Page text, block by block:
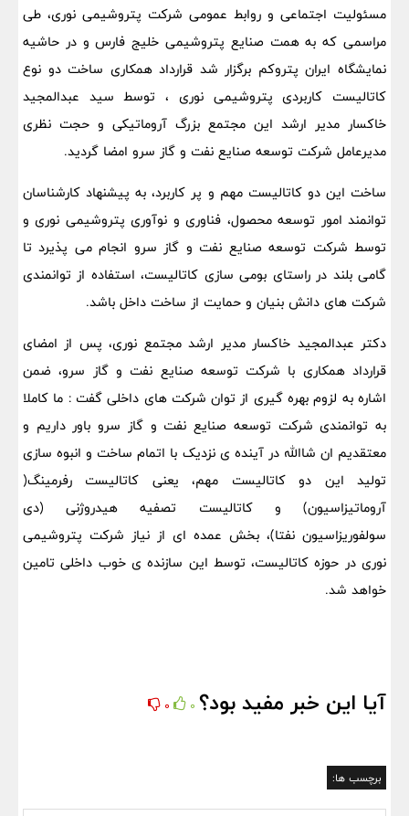
مسئولیت اجتماعی و روابط عمومی شرکت پتروشیمی نوری، طی
مراسمی که به همت صنایع پتروشیمی خلیج فارس و در حاشیه
نمایشگاه ایران پتروکم برگزار شد قرارداد همکاری ساخت دو نوع
کاتالیست کاربردی پتروشیمی نوری ، توسط سید عبدالمجید
خاکسار مدیر ارشد این مجتمع بزرگ آروماتیکی و حجت نظری
مدیرعامل شرکت توسعه صنایع نفت و گاز سرو امضا گردید.
ساخت این دو کاتالیست مهم و پر کاربرد، به پیشنهاد کارشناسان
توانمند امور توسعه محصول، فناوری و نوآوری پتروشیمی نوری و
توسط شرکت توسعه صنایع نفت و گاز سرو انجام می پذیرد تا
گامی بلند در راستای بومی سازی کاتالیست، استفاده از توانمندی
شرکت های دانش بنیان و حمایت از ساخت داخل باشد.
دکتر عبدالمجید خاکسار مدیر ارشد مجتمع نوری، پس از امضای
قرارداد همکاری با شرکت توسعه صنایع نفت و گاز سرو، ضمن
اشاره به لزوم بهره گیری از توان شرکت های داخلی گفت : ما کاملا
به توانمندی شرکت توسعه صنایع نفت و گاز سرو باور داریم و
معتقدیم ان شاالله در آینده ی نزدیک با اتمام ساخت و انبوه سازی
تولید این دو کاتالیست مهم، یعنی کاتالیست رفرمینگ(
آروماتیزاسیون) و کاتالیست تصفیه هیدروژنی (دی
سولفوریزاسیون نفتا)، بخش عمده ای از نیاز شرکت پتروشیمی
نوری در حوزه کاتالیست، توسط این سازنده ی خوب داخلی تامین
خواهد شد.
آیا این خبر مفید بود؟ 0
0
برچسب ها: